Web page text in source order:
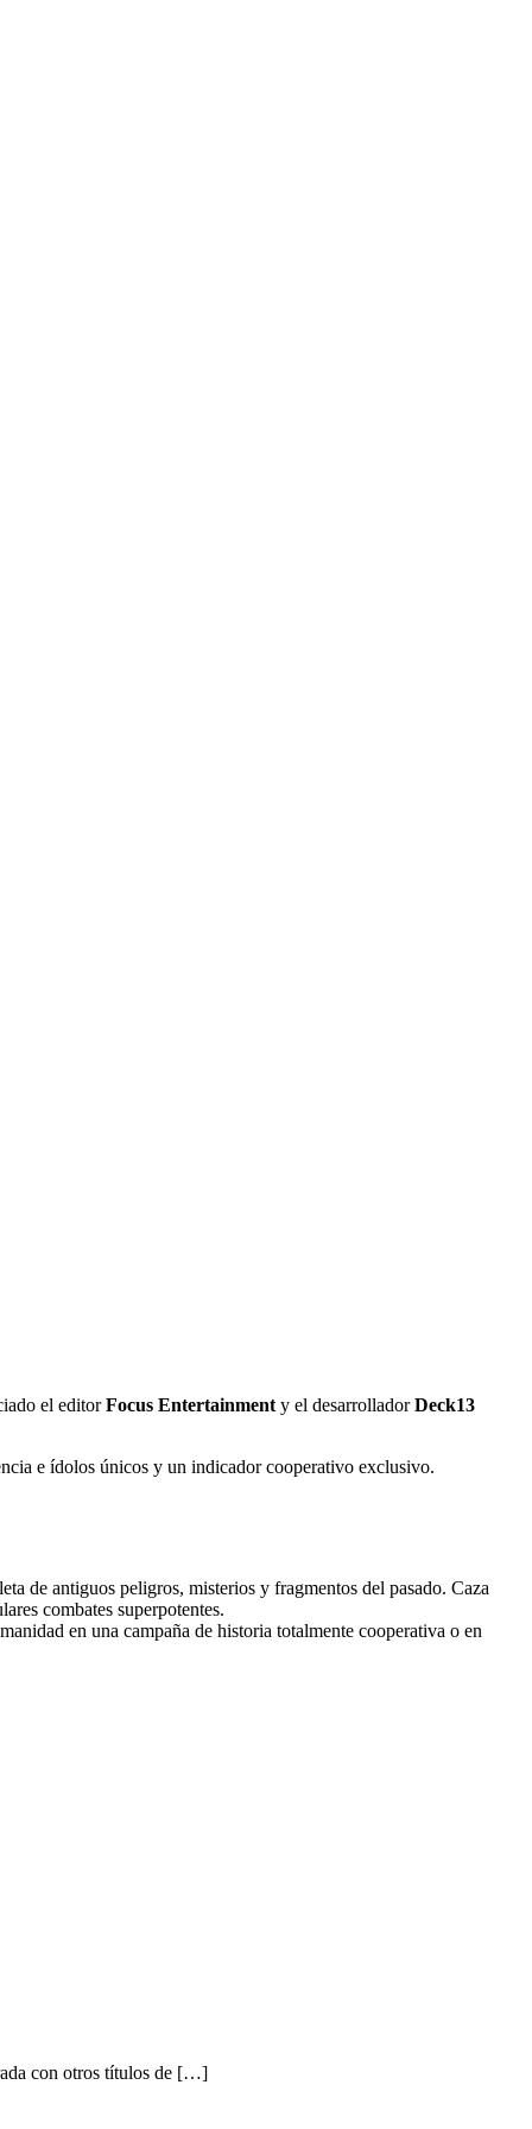
el editorFocus Entertainment y el desarrolladorDeck13
e ídolos únicos y un indicador cooperativo exclusivo.
de antiguos peligros, misterios y fragmentos del pasado. Caza
combates superpotentes.
en una campaña de historia totalmente cooperativa o en
con otros títulos de […]